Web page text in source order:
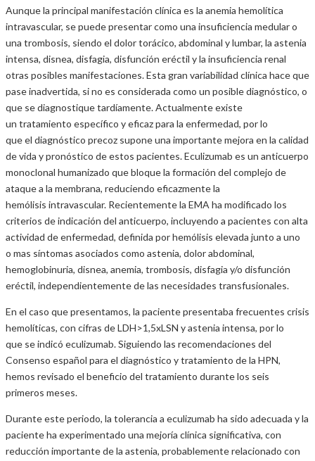
Aunque la principal manifestación clínica es la anemia hemolítica
intravascular, se puede presentar como una insuficiencia medular o
una trombosis, siendo el dolor torácico, abdominal y lumbar, la astenia
intensa, disnea, disfagia, disfunción eréctil y la insuficiencia renal
otras posibles manifestaciones. Esta gran variabilidad clínica hace que
pase inadvertida, si no es considerada como un posible diagnóstico, o
que se diagnostique tardíamente. Actualmente existe
un tratamiento específico y eficaz para la enfermedad, por lo
que el diagnóstico precoz supone una importante mejora en la calidad
de vida y pronóstico de estos pacientes. Eculizumab es un anticuerpo
monoclonal humanizado que bloque la formación del complejo de
ataque a la membrana, reduciendo eficazmente la
hemólisis intravascular. Recientemente la EMA ha modificado los
criterios de indicación del anticuerpo, incluyendo a pacientes con alta
actividad de enfermedad, definida por hemólisis elevada junto a uno
o mas síntomas asociados como astenia, dolor abdominal,
hemoglobinuria, disnea, anemia, trombosis, disfagia y/o disfunción
eréctil, independientemente de las necesidades transfusionales.
En el caso que presentamos, la paciente presentaba frecuentes crisis
hemolíticas, con cifras de LDH>1,5xLSN y astenia intensa, por lo
que se indicó eculizumab. Siguiendo las recomendaciones del
Consenso español para el diagnóstico y tratamiento de la HPN,
hemos revisado el beneficio del tratamiento durante los seis
primeros meses.
Durante este periodo, la tolerancia a eculizumab ha sido adecuada y la
paciente ha experimentado una mejoría clínica significativa, con
reducción importante de la astenia, probablemente relacionado con